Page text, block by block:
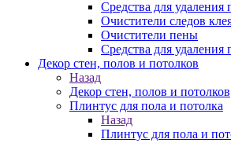
Средства для
Очистители следов
Очистители пены
Средства для удаления
Декор стен, полов и потолков
Назад
Декор стен, полов и потолков
Плинтус для пола и потолка
Назад
Плинтус для пола и